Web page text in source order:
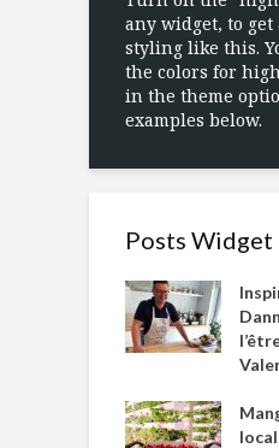
any widget, to
styling like this.
the colors for
in the theme
examples below.
Posts Widget